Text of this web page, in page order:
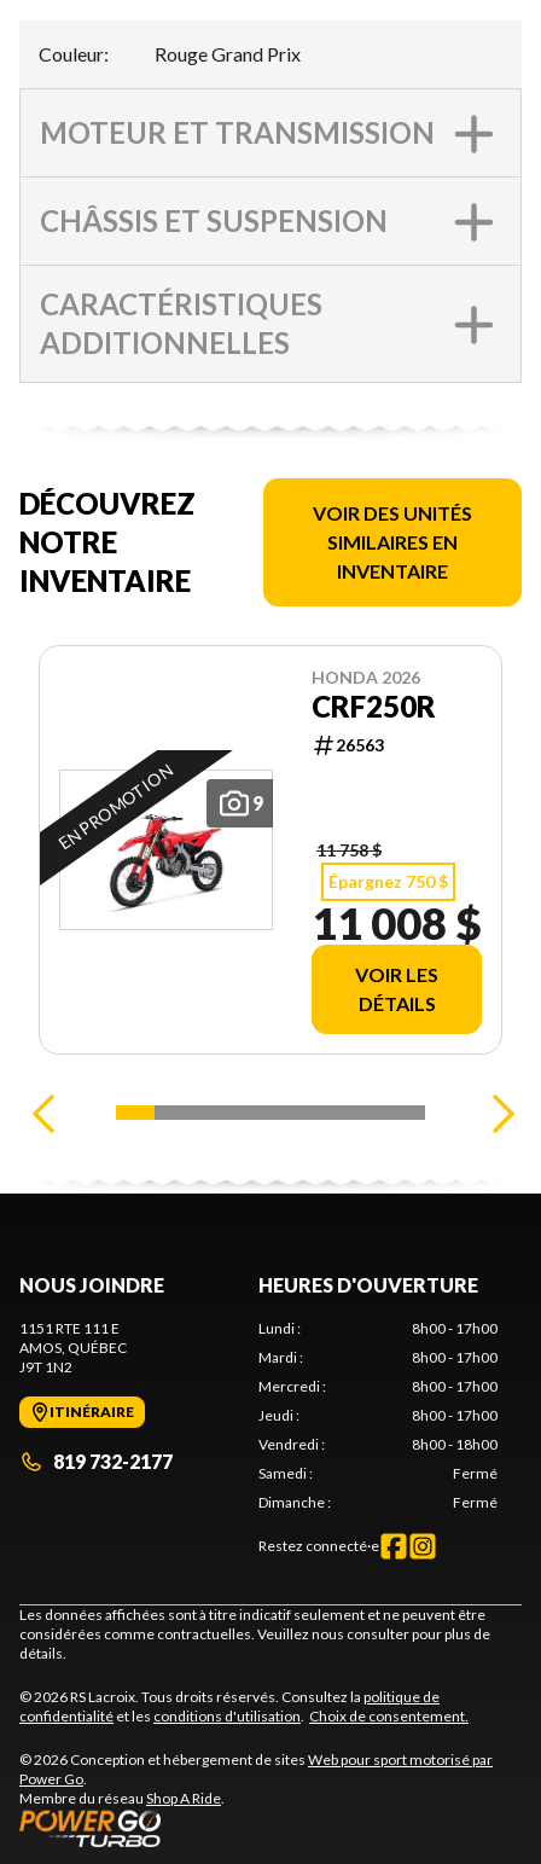
Couleur: Rouge Grand Prix
MOTEUR ET TRANSMISSION
CHÂSSIS ET SUSPENSION
CARACTÉRISTIQUES
ADDITIONNELLES
DÉCOUVREZ
NOTRE
INVENTAIRE
VOIR DES UNITÉS
SIMILAIRES EN
INVENTAIRE
9
EN PROMOTION
HONDA 2026
CRF250R
26563
11 758 $
Épargnez 750 $
11 008 $
VOIR LES
DÉTAILS
NOUS JOINDRE
1151 RTE 111 E
AMOS, QUÉBEC
J9T 1N2
ITINÉRAIRE
819 732-2177
HEURES D'OUVERTURE
Lundi:
8h00 - 17h00
Mardi:
8h00 - 17h00
Mercredi:
8h00 - 17h00
Jeudi:
8h00 - 17h00
Vendredi:
8h00 - 18h00
Samedi:
Fermé
Dimanche: Fermé
Restez connecté·e
Les données affichées sont à titre indicatif seulement et ne peuvent être
considérées comme contractuelles. Veuillez nous consulter pour plus de
détails.
© 2026 RS Lacroix. Tous droits réservés. Consultez la politique de
confidentialité et les conditions d'utilisation. Choix de consentement.
© 2026 Conception et hébergement de sites Web pour sport motorisé par
Power Go.
Membre du réseau Shop A Ride.